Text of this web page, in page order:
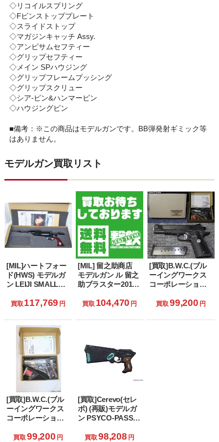
◇リコイルスプリング
◇Fピンストッププレート
◇スライドストップ
◇マガジンキャッチ Assy.
◇アンビサムセフティー
◇グリップセフティー
◇メイン SPハウジング
◇グリップフレームプッシング
◇グリップスクリュー
◇シア-ピン&ハンマーピン
◇ハウジングピン
■備考：※この商品はモデルガンです。BB弾発射ギミック等
はありません。
モデルガン買取リスト
[MIL]ハートフォー
ド(HWS) モデルガ
ン LEIJI SMALL
COLLECTION 戦士
グーン シリアルナ
ンバー2:クイーン・
エメラルダスモデ
買取 117,769 円
[MIL] 留之助商店
モデルガン ル 留之
助ブラスター2019
ィション 「ブレー
買取 104,470 円
[買取]B.W.C.(ブル
ーイングワークス
コーポレーション)
ガン ウィルソンコ
ルフレーム ライト
買取 99,200 円
[買取]B.W.C.(ブル
ーイングワークス
コーポレーション)
ガン AMT
買取 99,200 円
[買取]Cerevo(セレ
ボ) (再販)モデルガ
ン PSYCO-PASS
DOMINATOR(ドミ
買取 98,208 円